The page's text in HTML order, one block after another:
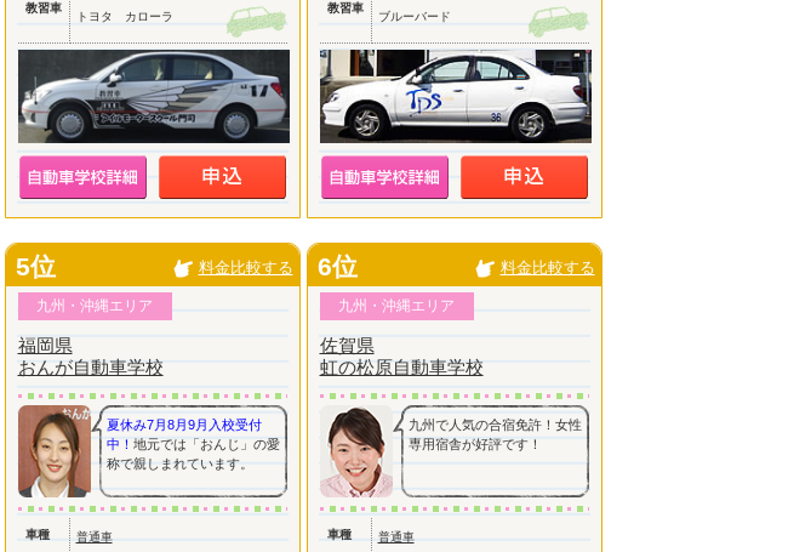
教習車
トヨタ カローラ
教習車
ブルーバード
5位 料金比較する
九州・沖縄エリア
福岡県
おんが自動車学校
夏休み7月8月9月入校受付
中！ 地元では「おんじ」の愛
称で親しまれています。
車種 普通車
6位 料金比較する
九州・沖縄エリア
佐賀県
虹の松原自動車学校
九州で人気の合宿免許！女性
専用宿舎が好評です！
車種 普通車